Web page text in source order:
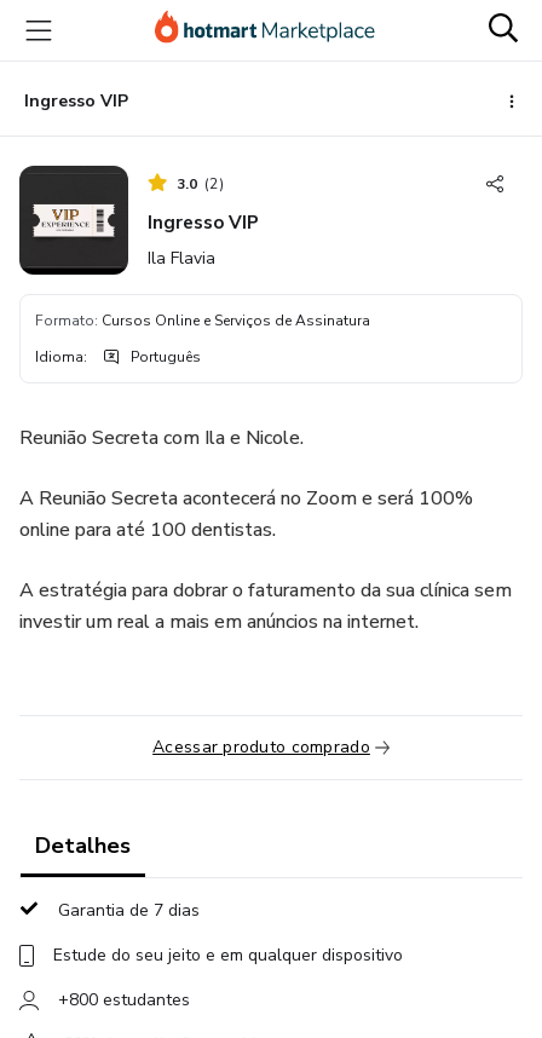
para
conteúdo
principal
para
pagamento
para
rodapé
Ingresso VIP
3.0 (2)
Ingresso VIP
Ila Flavia
Formato: Cursos Online e Serviços de Assinatura
Idioma: Português
Reunião Secreta com Ila e Nicole.
A Reunião Secreta acontecerá no Zoom e será 100%
online para até 100 dentistas.
A estratégia para dobrar o faturamento da sua clínica sem
investir um real a mais em anúncios na internet.
Acessar produto comprado
Detalhes
Garantia de 7 dias
Estude do seu jeito e em qualquer dispositivo
+800 estudantes